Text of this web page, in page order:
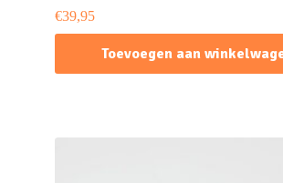
€39,95
Toevoegen aan